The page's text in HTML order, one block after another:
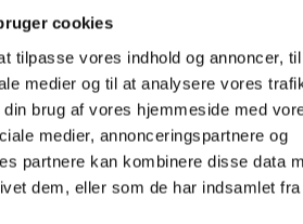
cookies
tilpasse vores indhold og annoncer,
medier og til at analysere vores
brug af vores hjemmeside med
medier, annonceringspartnere og
partnere kan kombinere disse data
dem, eller som de har indsamlet
uld.
og frembestemtestemningerog
47 flotte farver Tonus uld.
rengøres med en blød hårdt opvredet
Den lyddæmpendeTonus uld
for støv, for at bevare dens
kan også bruges som